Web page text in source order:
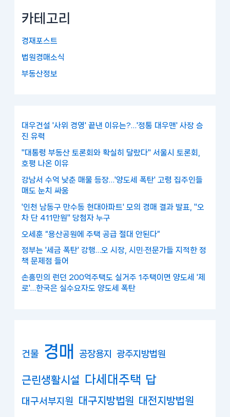
카테고리
경재포스트
법원경매소식
부동산정보
대우건설 '사위 경영' 끝낸 이유는?…'정통 대우맨' 사장 승
진 유력
"대통령 부동산 토론회와 확실히 달랐다" 서울시 토론회,
호평 나온 이유
강남서 수억 낮춘 매물 등장…'양도세 폭탄' 고령 집주인들
매도 눈치 싸움
'인천 남동구 만수동 현대아파트' 모의 경매 결과 발표, "오
차 단 411만원" 당첨자 누구
오세훈 “용산공원에 주택 공급 절대 안된다”
정부는 '세금 폭탄' 강행…오 시장, 시민·전문가들 지적한 정
책 문제점 들어
손흥민의 런던 200억주택도 실거주 1주택이면 양도세 '제
로'…한국은 실수요자도 양도세 폭탄
건물 경매 공장용지 광주지방법원
근린생활시설 다세대주택 답
대구서부지원 대구지방법원 대전지방법원